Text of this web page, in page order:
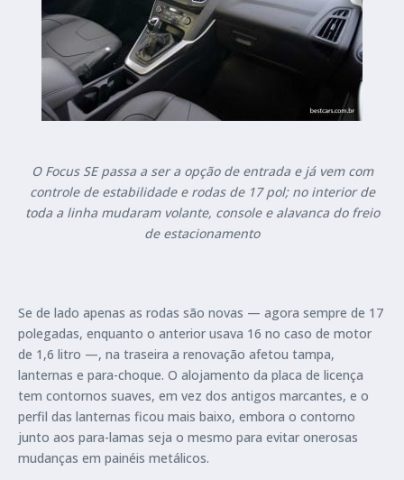
O Focus SE passa a ser a opção de entrada e já vem com
controle de estabilidade e rodas de 17 pol; no interior de
toda a linha mudaram volante, console e alavanca do freio
de estacionamento
Se de lado apenas as rodas são novas — agora sempre de 17
polegadas, enquanto o anterior usava 16 no caso de motor
de 1,6 litro —, na traseira a renovação afetou tampa,
lanternas e para-choque. O alojamento da placa de licença
tem contornos suaves, em vez dos antigos marcantes, e o
perfil das lanternas ficou mais baixo, embora o contorno
junto aos para-lamas seja o mesmo para evitar onerosas
mudanças em painéis metálicos.